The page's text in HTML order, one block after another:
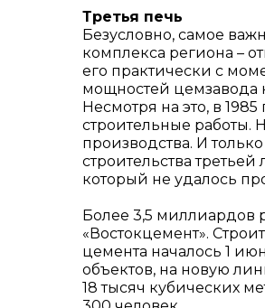
Третья печь
Безусловно, самое
комплекса региона –
его практически с
мощностей цемзавода
Несмотря на это, в
строительные работы.
производства. И
строительства
который не удалось
Более 3,5 миллиардов
«Востокцемент».
цемента началось 1
объектов, на новую
18 тысяч кубических